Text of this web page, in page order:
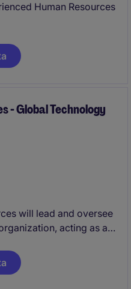
Human Resources
- Global Technology
will lead and oversee
acting as a
HR activities.
HR generalist with